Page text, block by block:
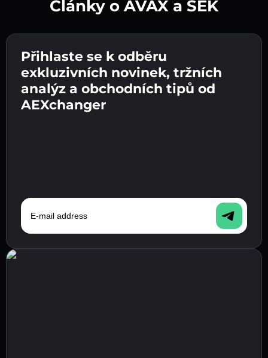
Zadejte adresu své kryptopeněženky 👉
pokračujte k dalšímu kroku.
Potvrďte svou totožnost 👉 pokračujte k
poslednímu kroku.
Odešlete vklad 👉 obdržíte kryptoměnu nebo
fiat měnu ve své peněžence.
Články o AVAX a SEK
Přihlaste se k odběru
exkluzivních novinek, tržních
analýz a obchodních tipů od
AEXchanger
E-mail address